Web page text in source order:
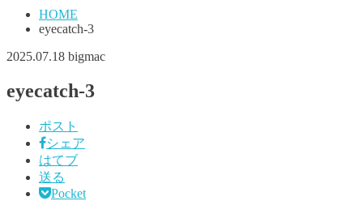
HOME
eyecatch-3
2025.07.18 bigmac
eyecatch-3
ポスト
シェア
はてブ
送る
Pocket